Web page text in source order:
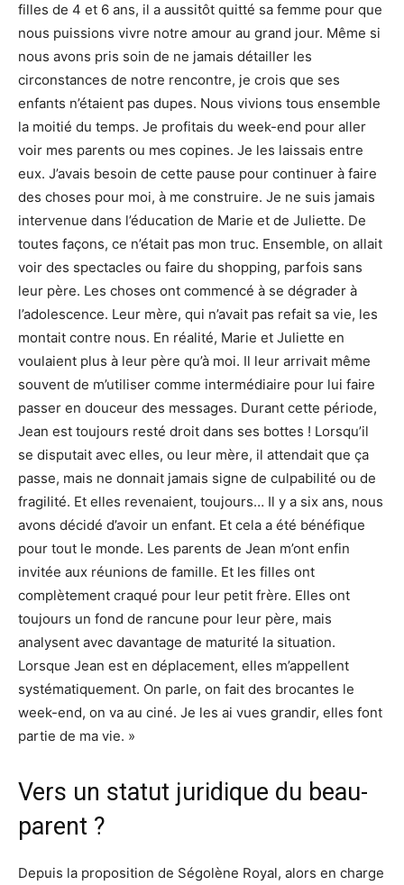
filles de 4 et 6 ans, il a aussitôt quitté sa femme pour que
nous puissions vivre notre amour au grand jour. Même si
nous avons pris soin de ne jamais détailler les
circonstances de notre rencontre, je crois que ses
enfants n’étaient pas dupes. Nous vivions tous ensemble
la moitié du temps. Je profitais du week-end pour aller
voir mes parents ou mes copines. Je les laissais entre
eux. J’avais besoin de cette pause pour continuer à faire
des choses pour moi, à me construire. Je ne suis jamais
intervenue dans l’éducation de Marie et de Juliette. De
toutes façons, ce n’était pas mon truc. Ensemble, on allait
voir des spectacles ou faire du shopping, parfois sans
leur père. Les choses ont commencé à se dégrader à
l’adolescence. Leur mère, qui n’avait pas refait sa vie, les
montait contre nous. En réalité, Marie et Juliette en
voulaient plus à leur père qu’à moi. Il leur arrivait même
souvent de m’utiliser comme intermédiaire pour lui faire
passer en douceur des messages. Durant cette période,
Jean est toujours resté droit dans ses bottes ! Lorsqu’il
se disputait avec elles, ou leur mère, il attendait que ça
passe, mais ne donnait jamais signe de culpabilité ou de
fragilité. Et elles revenaient, toujours… Il y a six ans, nous
avons décidé d’avoir un enfant. Et cela a été bénéfique
pour tout le monde. Les parents de Jean m’ont enfin
invitée aux réunions de famille. Et les filles ont
complètement craqué pour leur petit frère. Elles ont
toujours un fond de rancune pour leur père, mais
analysent avec davantage de maturité la situation.
Lorsque Jean est en déplacement, elles m’appellent
systématiquement. On parle, on fait des brocantes le
week-end, on va au ciné. Je les ai vues grandir, elles font
partie de ma vie. »
Vers un statut juridique du beau-
parent ?
Depuis la proposition de Ségolène Royal, alors en charge